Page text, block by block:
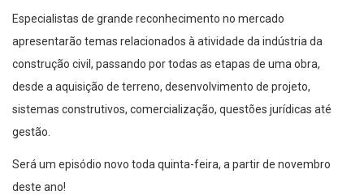
Especialistas de grande reconhecimento no mercado
apresentarão temas relacionados à atividade da indústria da
construção civil, passando por todas as etapas de uma obra,
desde a aquisição de terreno, desenvolvimento de projeto,
sistemas construtivos, comercialização, questões jurídicas até
gestão.
Será um episódio novo toda quinta-feira, a partir de novembro
deste ano!